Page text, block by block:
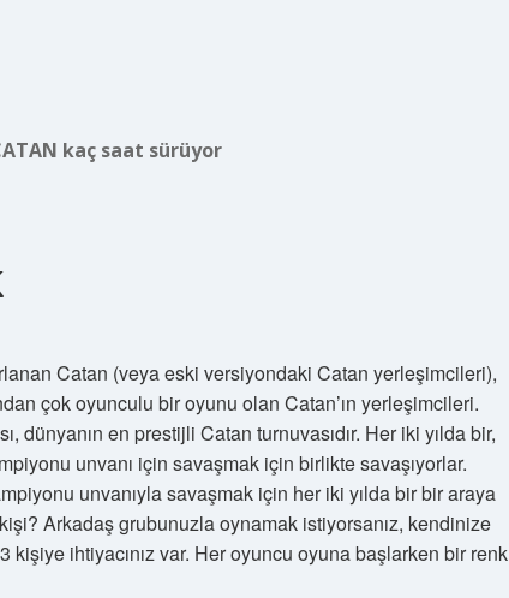
kaç saat sürüyor
Catan (veya eski versiyondaki Catan yerleşimcileri),
çok oyunculu bir oyunu olan Catan’ın yerleşimcileri.
dünyanın en prestijli Catan turnuvasıdır. Her iki yılda bir,
unvanı için savaşmak için birlikte savaşıyorlar.
unvanıyla savaşmak için her iki yılda bir bir araya
Arkadaş grubunuzla oynamak istiyorsanız, kendinize
ihtiyacınız var. Her oyuncu oyuna başlarken bir renk